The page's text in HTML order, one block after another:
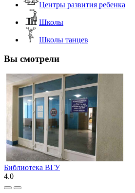
Центры развития ребенка
Школы
Школы танцев
Вы смотрели
Библиотека ВГУ
4.0